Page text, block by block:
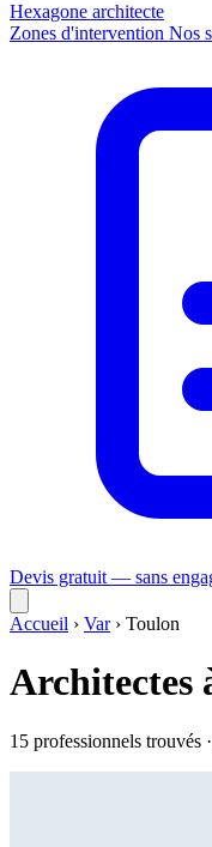
Hexagone architecte
Zones d'intervention Nos
Devis gratuit — sans
Accueil › Var › Toulon
Architectes
15 professionnels trouvés